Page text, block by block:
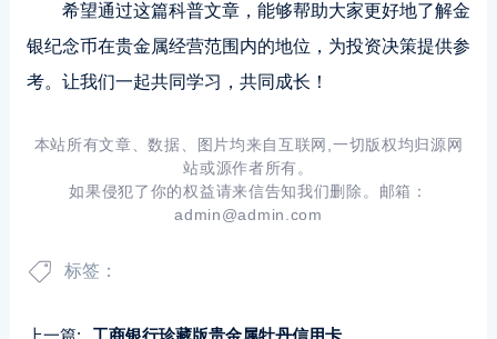
希望通过这篇科普文章，能够帮助大家更好地了解金
银纪念币在贵金属经营范围内的地位，为投资决策提供参
考。让我们一起共同学习，共同成长！
本站所有文章、数据、图片均来自互联网,一切版权均归源网
站或源作者所有。
如果侵犯了你的权益请来信告知我们删除。邮箱：
admin@admin.com
标签：
上一篇:
工商银行珍藏版贵金属牡丹信用卡